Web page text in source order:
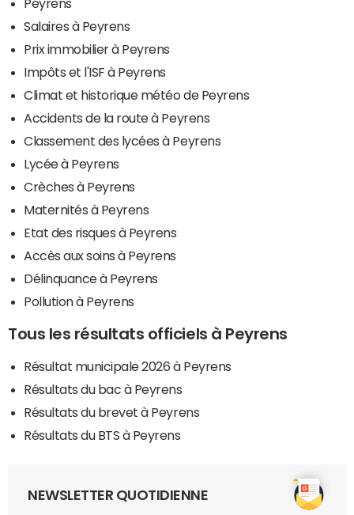
Peyrens
Salaires à Peyrens
Prix immobilier à Peyrens
Impôts et l'ISF à Peyrens
Climat et historique météo de Peyrens
Accidents de la route à Peyrens
Classement des lycées à Peyrens
Lycée à Peyrens
Crèches à Peyrens
Maternités à Peyrens
Etat des risques à Peyrens
Accès aux soins à Peyrens
Délinquance à Peyrens
Pollution à Peyrens
Tous les résultats officiels à Peyrens
Résultat municipale 2026 à Peyrens
Résultats du bac à Peyrens
Résultats du brevet à Peyrens
Résultats du BTS à Peyrens
NEWSLETTER QUOTIDIENNE